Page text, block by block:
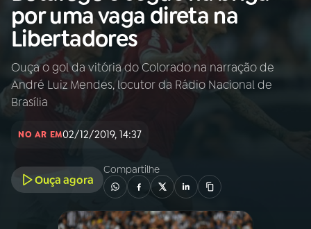
Nacional
AO VIVO
01INÍCIO
02A RÁDIO
03PROGRAMAÇÃO
PROGRAMAS
por uma vaga direta na
Libertadores
Ouça o gol da vitória do Colorado na narração de
André Luiz Mendes, locutor da Rádio Nacional de
Brasília
NO AR EM02/12/2019, 14:37
Ouça agora
Compartilhe